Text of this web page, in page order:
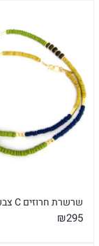
שרשרת חרוזים C צבעונית
₪295